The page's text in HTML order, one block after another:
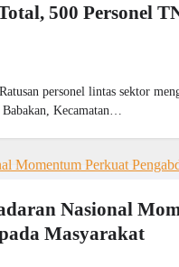
500 Personel
personel lintas sektor
Kecamatan…
Nasional
Masyarakat